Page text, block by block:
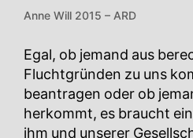
Anne Will 2015 – ARD
Egal, ob jemand aus
Fluchtgründen zu uns
beantragen oder ob
herkommt, es braucht
ihm und unserer